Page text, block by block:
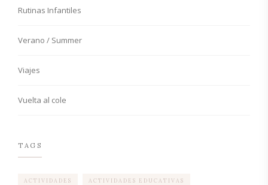
Rutinas Infantiles
Verano / Summer
Viajes
Vuelta al cole
TAGS
ACTIVIDADES ACTIVIDADES EDUCATIVAS